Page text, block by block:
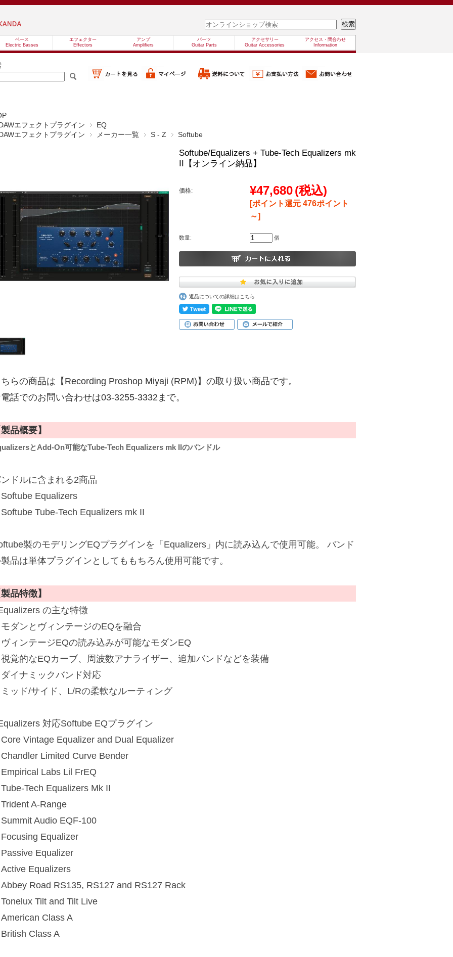
ベース
Electric Basses
エフェクター
Effectors
アンプ
Amplifiers
パーツ
Guitar Parts
アクセサリー
Guitar Accessories
アクセス・問合わせ
Information
エフェクトプラグイン
EQ
エフェクトプラグイン
メーカー一覧 S - Z Softube
Softube/Equalizers + Tube-Tech Equalizers mk
II【オンライン納品】
価格: ¥47,680(税込)
[ポイント還元 476ポイント
～]
数量: 個
返品についての詳細はこちら
らの商品は【Recording Proshop Miyaji (RPM)】の取り扱い商品です。
話でのお問い合わせは03-3255-3332まで。
品概要】
とAdd-On可能なTube-Tech Equalizers mk IIのバンドル
ドルに含まれる2商品
Equalizers
Tube-Tech Equalizers mk II
製のモデリングEQプラグインを「Equalizers」内に読み込んで使用可能。 バンド
品は単体プラグインとしてももちろん使用可能です。
品特徴】
の主な特徴
ダンとヴィンテージのEQを融合
ィンテージEQの読み込みが可能なモダンEQ
覚的なEQカーブ、周波数アナライザー、追加バンドなどを装備
イナミックバンド対応
ッド/サイド、L/Rの柔軟なルーティング
対応Softube EQプラグイン
Vintage Equalizer and Dual Equalizer
Limited Curve Bender
Labs Lil FrEQ
Tech Equalizers Mk II
A-Range
Audio EQF-100
Equalizer
Equalizer
Equalizers
Road RS135, RS127 and RS127 Rack
Tilt and Tilt Live
Class A
Class A